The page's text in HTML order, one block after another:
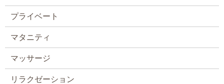
プライベート
マタニティ
マッサージ
リラクゼーション